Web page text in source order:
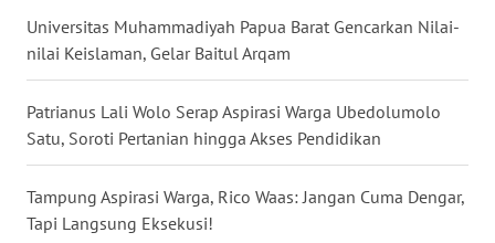
Universitas Muhammadiyah Papua Barat Gencarkan Nilai-
nilai Keislaman, Gelar Baitul Arqam
Patrianus Lali Wolo Serap Aspirasi Warga Ubedolumolo
Satu, Soroti Pertanian hingga Akses Pendidikan
Tampung Aspirasi Warga, Rico Waas: Jangan Cuma Dengar,
Tapi Langsung Eksekusi!
WN
JOGJA
WN
JATIM